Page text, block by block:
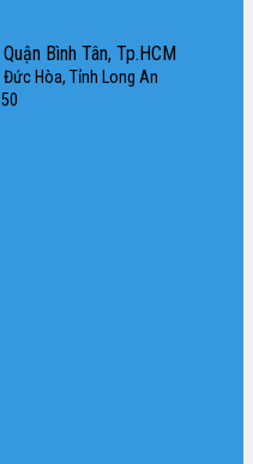
Bình Tân, Tp.HCM
Đức Hòa, Tỉnh Long An